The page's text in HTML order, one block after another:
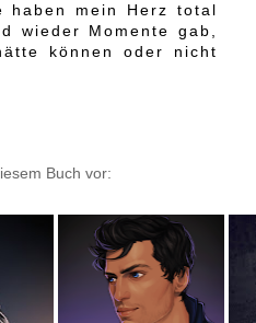
haben mein Herz total
wieder Momente gab,
können oder nicht
Buch vor: